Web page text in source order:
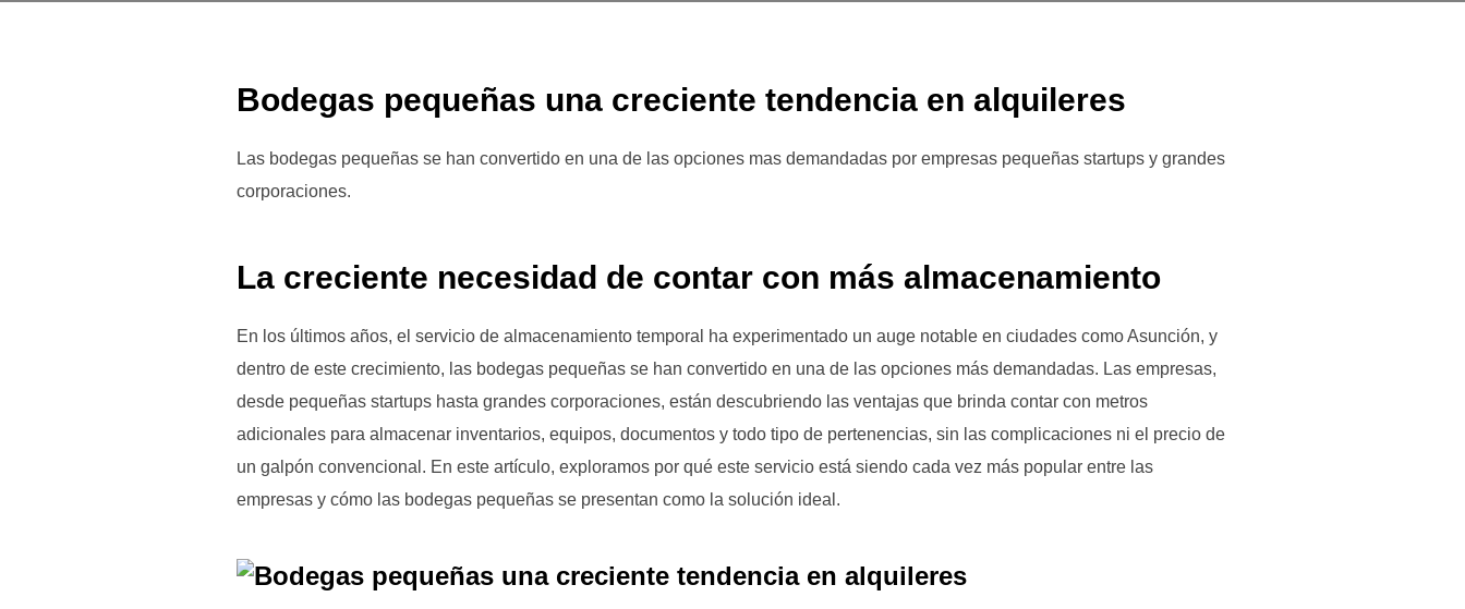
Bodegas pequeñas una creciente tendencia en alquileres
Las bodegas pequeñas se han convertido en una de las opciones mas demandadas por empresas pequeñas startups y grandes
corporaciones.
La creciente necesidad de contar con más almacenamiento
En los últimos años, el servicio de almacenamiento temporal ha experimentado un auge notable en ciudades como Asunción, y
dentro de este crecimiento, las bodegas pequeñas se han convertido en una de las opciones más demandadas. Las empresas,
desde pequeñas startups hasta grandes corporaciones, están descubriendo las ventajas que brinda contar con metros
adicionales para almacenar inventarios, equipos, documentos y todo tipo de pertenencias, sin las complicaciones ni el precio de
un galpón convencional. En este artículo, exploramos por qué este servicio está siendo cada vez más popular entre las
empresas y cómo las bodegas pequeñas se presentan como la solución ideal.